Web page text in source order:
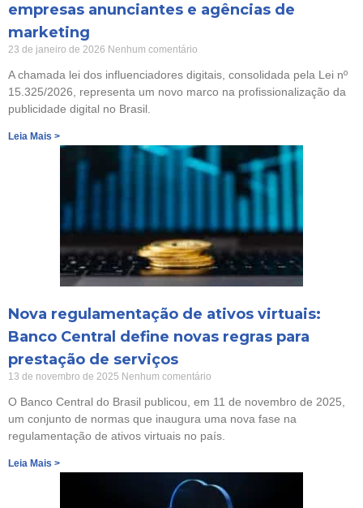
empresas anunciantes e agências de
marketing
23 de janeiro de 2026 Nenhum comentário
A chamada lei dos influenciadores digitais, consolidada pela Lei nº
15.325/2026, representa um novo marco na profissionalização da
publicidade digital no Brasil.
Leia Mais >
Nova regulamentação de ativos virtuais:
Banco Central define novas regras para
prestação de serviços
13 de novembro de 2025 Nenhum comentário
O Banco Central do Brasil publicou, em 11 de novembro de 2025,
um conjunto de normas que inaugura uma nova fase na
regulamentação de ativos virtuais no país.
Leia Mais >